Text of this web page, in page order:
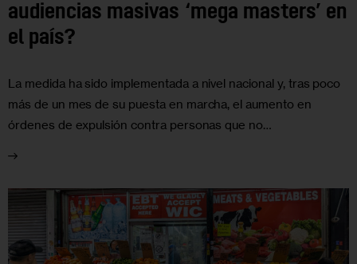
audiencias masivas ‘mega masters’ en
el país?
La medida ha sido implementada a nivel nacional y, tras poco
más de un mes de su puesta en marcha, el aumento en
órdenes de expulsión contra personas que no…